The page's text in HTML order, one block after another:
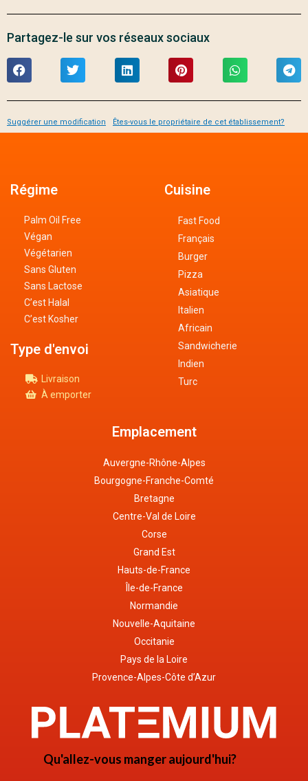
Partagez-le sur vos réseaux sociaux
Suggérer une modification Êtes-vous le propriétaire de cet établissement?
Qu'allez-vous manger aujourd'hui?
Emplacement
Auvergne-Rhône-Alpes
Bourgogne-Franche-Comté
Bretagne
Centre-Val de Loire
Corse
Grand Est
Hauts-de-France
Île-de-France
Normandie
Nouvelle-Aquitaine
Occitanie
Pays de la Loire
Provence-Alpes-Côte d’Azur
Cuisine
Fast Food
Français
Burger
Pizza
Asiatique
Italien
Africain
Sandwicherie
Indien
Turc
Régime
Palm Oil Free
Végan
Végétarien
Sans Gluten
Sans Lactose
C’est Halal
C’est Kosher
Type d'envoi
Livraison
À emporter